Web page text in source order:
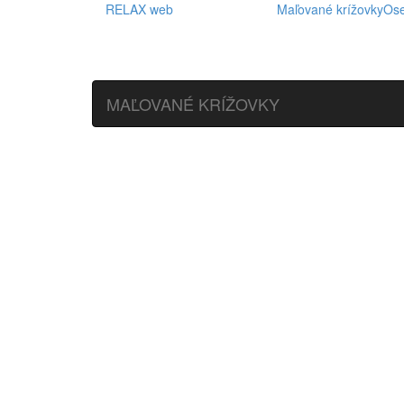
RELAX web Maľované krížovky
MAĽOVANÉ KRÍŽOVKY